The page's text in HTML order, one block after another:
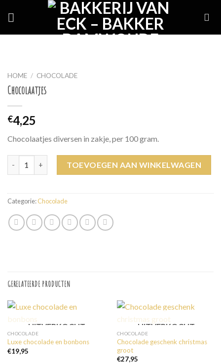
HOME / CHOCOLADE
Chocolaatjes
€4,25
Chocolaatjes diversen in zakje, per 100 gram.
TOEVOEGEN AAN WINKELWAGEN
Categorie:Chocolade
GERELATEERDE PRODUCTEN
UITVERKOCHT
CHOCOLADE
Luxe chocolade en bonbons
€19,95
UITVERKOCHT
CHOCOLADE
Chocolade geschenk christmas
groot
€27,95